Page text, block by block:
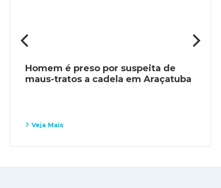
Homem é preso por suspeita de
maus-tratos a cadela em Araçatuba
Veja Mais